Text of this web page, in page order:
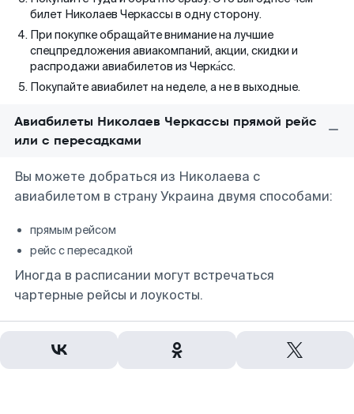
билет Николаев Черкассы в одну сторону.
При покупке обращайте внимание на лучшие
спецпредложения авиакомпаний, акции, скидки и
распродажи авиабилетов из Черка́сс.
Покупайте авиабилет на неделе, а не в выходные.
Авиабилеты Николаев Черкассы прямой рейс
или с пересадками
Вы можете добраться из Николаева с
авиабилетом в страну Украина двумя способами:
прямым рейсом
рейс с пересадкой
Иногда в расписании могут встречаться
чартерные рейсы и лоукосты.